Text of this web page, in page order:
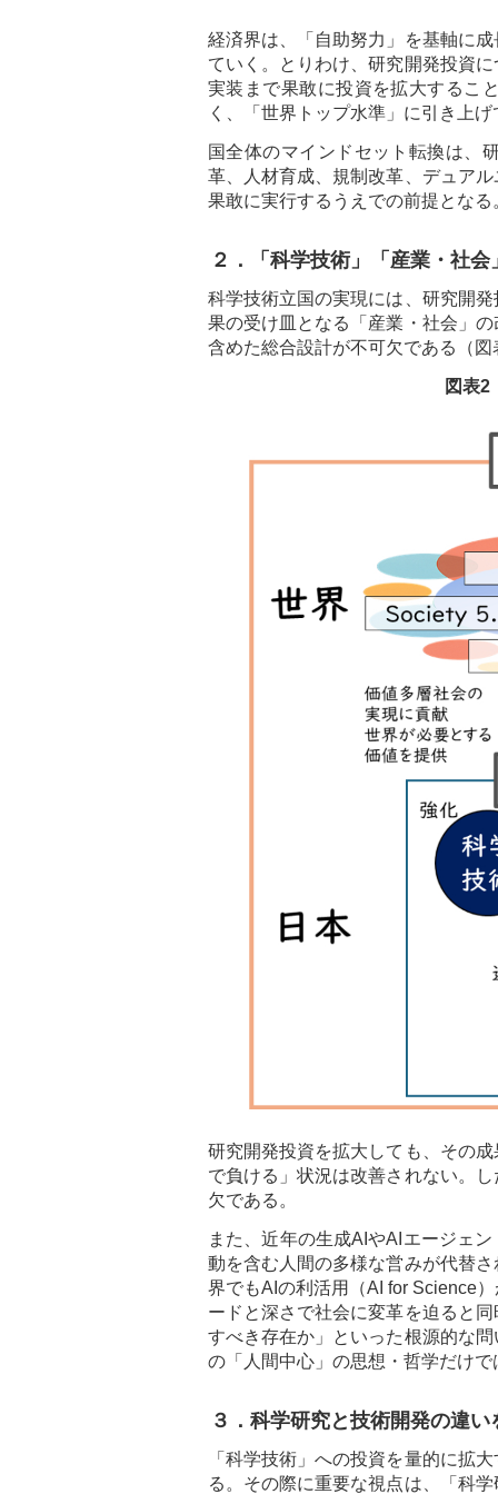
経済界は、「自助努力」を基軸に
ていく。とりわけ、研究開発投資
実装まで果敢に投資を拡大するこ
く、「世界トップ水準」に引き上げ
国全体のマインドセット転換は、
革、人材育成、規制改革、デュア
果敢に実行するうえでの前提となる
２．「科学技術」「産業・社
科学技術立国の実現には、研究開
果の受け皿となる「産業・社会」
含めた総合設計が不可欠である（図
図表2
研究開発投資を拡大しても、その
で負ける」状況は改善されない。
欠である。
また、近年の生成AIやAIエージェ
動を含む人間の多様な営みが代替
界でもAIの利活用（AI for Science
ードと深さで社会に変革を迫ると
すべき存在か」といった根源的な
の「人間中心」の思想・哲学だけ
３．科学研究と技術開発の違
「科学技術」への投資を量的に拡
る。その際に重要な視点は、「科